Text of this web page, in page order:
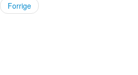
Forrige